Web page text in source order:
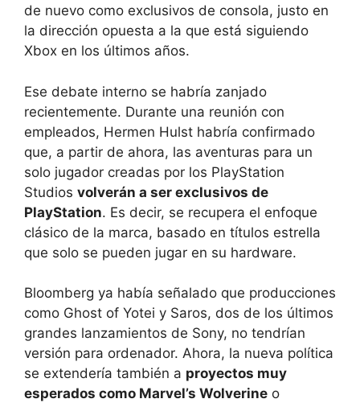
de nuevo como exclusivos de consola, justo en
la dirección opuesta a la que está siguiendo
Xbox en los últimos años.
Ese debate interno se habría zanjado
recientemente. Durante una reunión con
empleados, Hermen Hulst habría confirmado
que, a partir de ahora, las aventuras para un
solo jugador creadas por los PlayStation
Studios volverán a ser exclusivos de
PlayStation. Es decir, se recupera el enfoque
clásico de la marca, basado en títulos estrella
que solo se pueden jugar en su hardware.
Bloomberg ya había señalado que producciones
como Ghost of Yotei y Saros, dos de los últimos
grandes lanzamientos de Sony, no tendrían
versión para ordenador. Ahora, la nueva política
se extendería también a proyectos muy
esperados como Marvel’s Wolverine o